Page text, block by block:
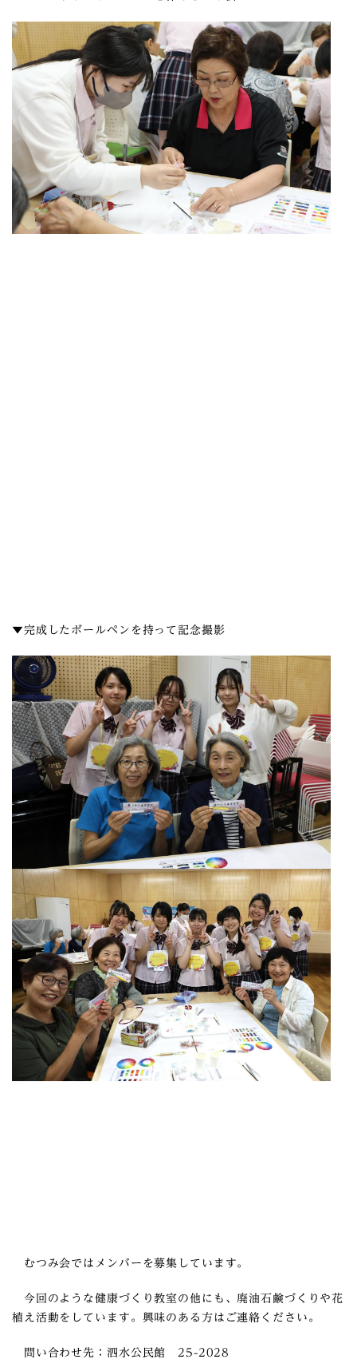
▼完成したボールペンを持って記念撮影
むつみ会ではメンバーを募集しています。
今回のような健康づくり教室の他にも、廃油石鹸づくりや花
植え活動をしています。興味のある方はご連絡ください。
問い合わせ先：泗水公民館 25-2028